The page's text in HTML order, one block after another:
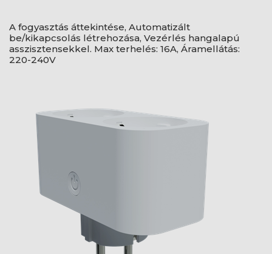
A fogyasztás áttekintése, Automatizált
be/kikapcsolás létrehozása, Vezérlés hangalapú
asszisztensekkel. Max terhelés: 16A, Áramellátás:
220-240V